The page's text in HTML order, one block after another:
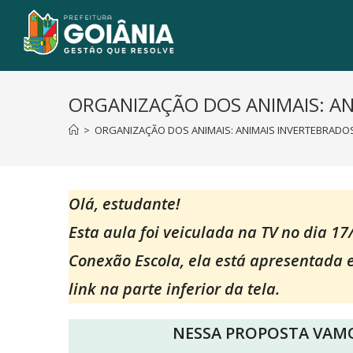
ORGANIZAÇÃO DOS ANIMAIS:
> ORGANIZAÇÃO DOS ANIMAIS: ANIMAIS
Olá, estudante!
Esta aula foi veiculada na TV no dia
Conexão Escola, ela está
link na parte inferior da tela.
NESSA PROPOSTA